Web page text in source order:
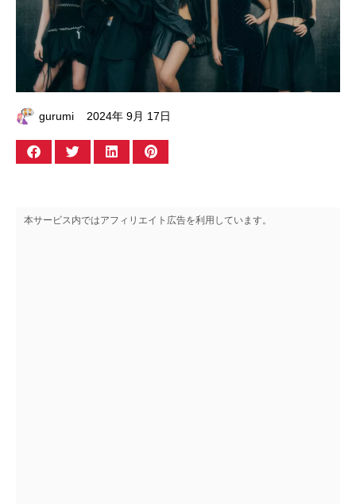
gurumi 2024年 9月 17日
本サービス内ではアフィリエイト広告を利用しています。